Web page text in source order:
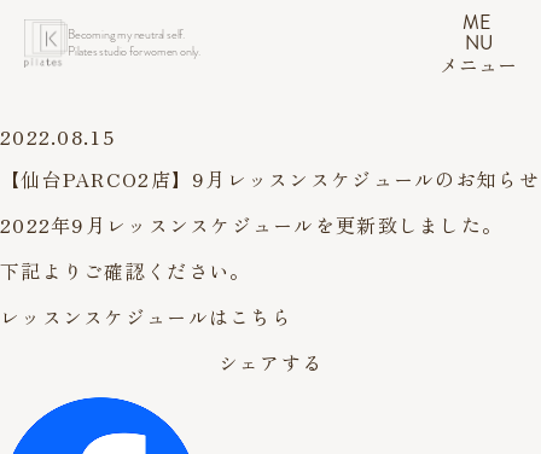
Becoming my neutral self.
Pilates studio for women only.
ME
NU
メニュー
2022.08.15
【仙台PARCO2店】9月レッスンスケジュールのお知らせ
2022年9月レッスンスケジュールを更新致しました。
下記よりご確認ください。
レッスンスケジュールはこちら
シェアする